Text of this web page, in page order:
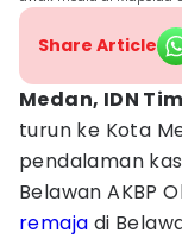
Share Article
Medan, IDN
turun ke Kota
pendalaman
Belawan AKBP
remaja di